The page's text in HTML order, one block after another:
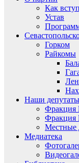
Как
Устав
Горком
Райкомы
Наши депутаты
Фракция
Фракция
Местные
Медиатека